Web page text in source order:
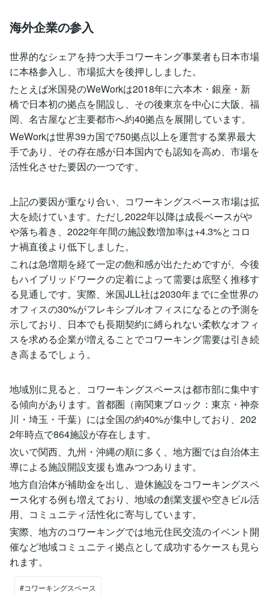
海外企業の参入
世界的なシェアを持つ大手コワーキング事業者も日本市場
に本格参入し、市場拡大を後押ししました​。
たとえば米国発のWeWorkは2018年に六本木・銀座・新
橋で日本初の拠点を開設し、その後東京を中心に大阪、福
岡、名古屋など主要都市へ約40拠点を展開しています​。
WeWorkは世界39カ国で750拠点以上を運営する業界最大
手であり、その存在感が日本国内でも認知を高め、市場を
活性化させた要因の一つです​。
上記の要因が重なり合い、コワーキングスペース市場は拡
大を続けています。ただし2022年以降は成長ペースがや
や落ち着き、2022年年間の施設数増加率は+4.3%とコロ
ナ禍直後より低下しました​。
これは急増期を経て一定の飽和感が出たためですが、今後
もハイブリッドワークの定着によって需要は底堅く推移す
る見通しです。実際、米国JLL社は2030年までに全世界の
オフィスの30%がフレキシブルオフィスになるとの予測を
示しており​、日本でも長期契約に縛られない柔軟なオフィ
スを求める企業が増えることでコワーキング需要は引き続
き高まるでしょう​。
地域別に見ると、コワーキングスペースは都市部に集中す
る傾向があります。首都圏（南関東ブロック：東京・神奈
川・埼玉・千葉）には全国の約40%が集中しており、202
2年時点で864施設が存在します​。
次いで関西、九州・沖縄の順に多く、地方圏では自治体主
導による施設開設支援も進みつつあります​。
地方自治体が補助金を出し、遊休施設をコワーキングスペ
ース化する例も増えており、地域の創業支援や空きビル活
用、コミュニティ活性化に寄与しています​。
実際、地方のコワーキングでは地元住民交流のイベント開
催など地域コミュニティ拠点として成功するケースも見ら
れます​。
#コワーキングスペース